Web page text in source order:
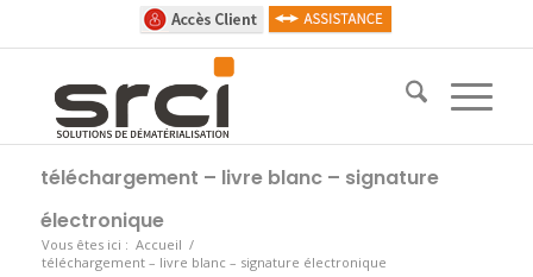
téléchargement – livre blanc – signature
électronique
Vous êtes ici : Accueil /
téléchargement – livre blanc – signature électronique